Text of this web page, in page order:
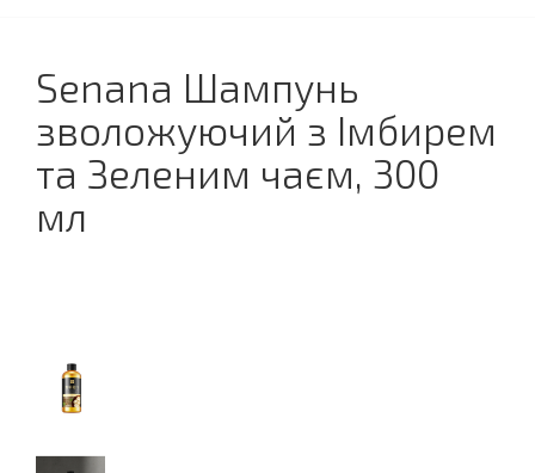
Senana Шампунь
зволожуючий з Імбирем
та Зеленим чаєм, 300
мл